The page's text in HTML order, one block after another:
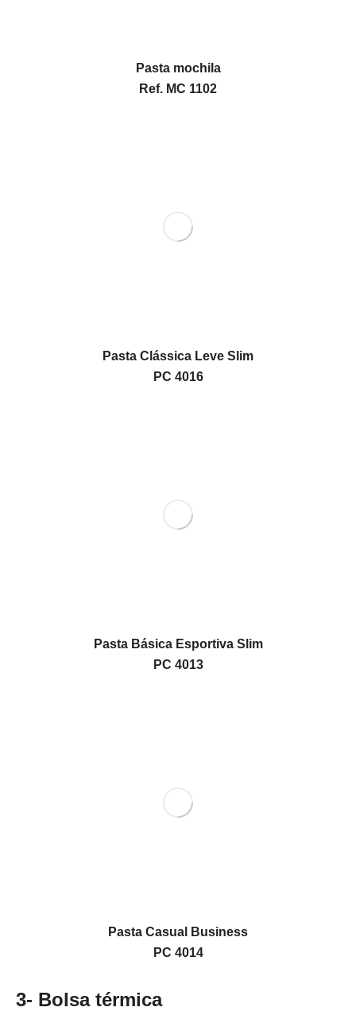
Pasta mochila
Ref. MC 1102
Pasta Clássica Leve Slim
PC 4016
Pasta Básica Esportiva Slim
PC 4013
Pasta Casual Business
PC 4014
3- Bolsa térmica